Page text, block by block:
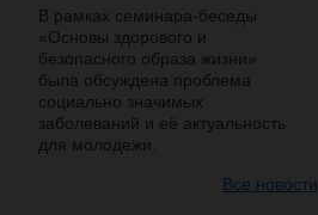
В рамках семинара-беседы
«Основы здорового и
безопасного образа жизни»
была обсуждена проблема
социально значимых
заболеваний и её актуальность
для молодежи.
Все новости